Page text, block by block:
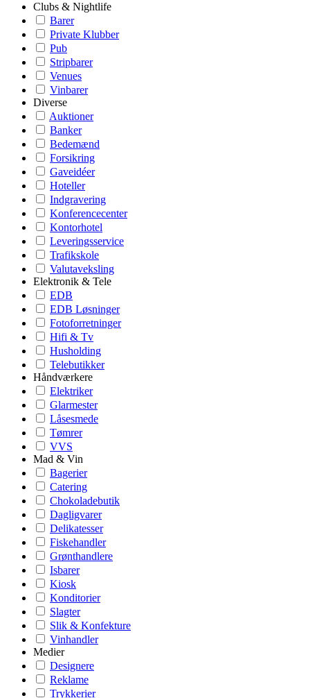
Clubs & Nightlife
Barer
Private Klubber
Pub
Stripbarer
Venues
Vinbarer
Diverse
Auktioner
Banker
Bedemænd
Forsikring
Gaveidéer
Hoteller
Indgravering
Konferencecenter
Kontorhotel
Leveringsservice
Trafikskole
Valutaveksling
Elektronik & Tele
EDB
EDB Løsninger
Fotoforretninger
Hifi & Tv
Husholding
Telebutikker
Håndværkere
Elektriker
Glarmester
Låsesmede
Tømrer
VVS
Mad & Vin
Bagerier
Catering
Chokoladebutik
Dagligvarer
Delikatesser
Fiskehandler
Grønthandlere
Isbarer
Kiosk
Konditorier
Slagter
Slik & Konfekture
Vinhandler
Medier
Designere
Reklame
Trykkerier